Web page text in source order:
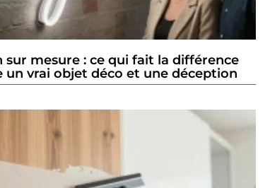
sur mesure : ce qui fait la différence
un vrai objet déco et une déception